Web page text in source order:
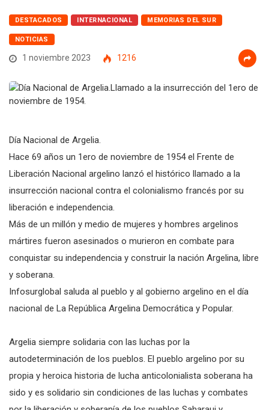
DESTACADOS INTERNACIONAL MEMORIAS DEL SUR
NOTICIAS
1 noviembre 2023 1216
Día Nacional de Argelia.
Hace 69 años un 1ero de noviembre de 1954 el Frente de
Liberación Nacional argelino lanzó el histórico llamado a la
insurrección nacional contra el colonialismo francés por su
liberación e independencia.
Más de un millón y medio de mujeres y hombres argelinos
mártires fueron asesinados o murieron en combate para
conquistar su independencia y construir la nación Argelina, libre
y soberana.
Infosurglobal saluda al pueblo y al gobierno argelino en el día
nacional de La República Argelina Democrática y Popular.
Argelia siempre solidaria con las luchas por la
autodeterminación de los pueblos. El pueblo argelino por su
propia y heroica historia de lucha anticolonialista soberana ha
sido y es solidario sin condiciones de las luchas y combates